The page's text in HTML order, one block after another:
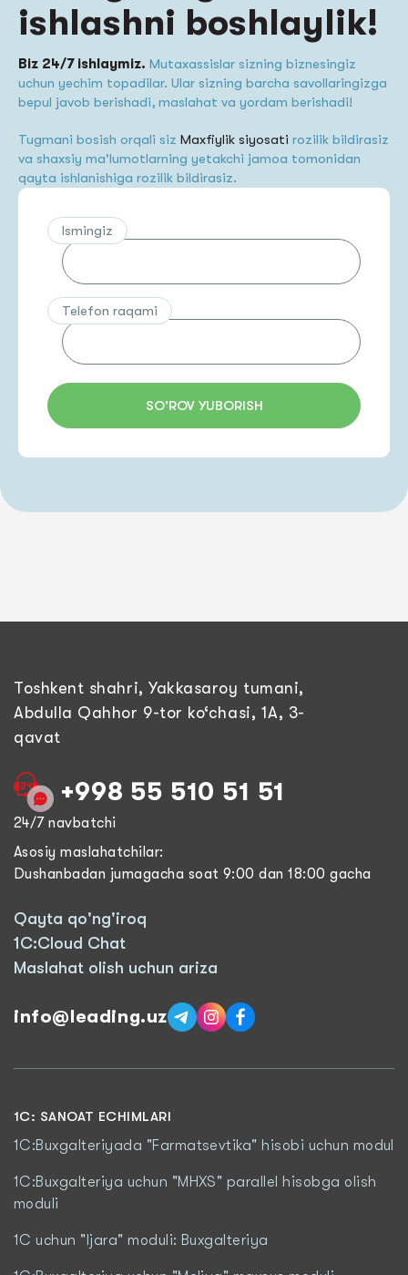
ishlashni boshlaylik!
Biz 24/7 ishlaymiz. Mutaxassislar sizning biznesingiz
uchun yechim topadilar. Ular sizning barcha savollaringizga
bepul javob berishadi, maslahat va yordam berishadi!
Tugmani bosish orqali siz Maxfiylik siyosati rozilik bildirasiz
va shaxsiy ma'lumotlarning yetakchi jamoa tomonidan
qayta ishlanishiga rozilik bildirasiz.
Ismingiz
Telefon raqami
SO'ROV YUBORISH
Toshkent shahri, Yakkasaroy tumani,
Abdulla Qahhor 9-tor ko‘chasi, 1A, 3-
qavat
+998 55 510 51 51
24/7 navbatchi
Asosiy maslahatchilar:
Dushanbadan jumagacha soat 9:00 dan 18:00 gacha
Qayta qo'ng'iroq
1C:Cloud Chat
Maslahat olish uchun ariza
info@leading.uz
1C: SANOAT ECHIMLARI
1C:Buxgalteriyada "Farmatsevtika" hisobi uchun modul
1C:Buxgalteriya uchun "MHXS" parallel hisobga olish
moduli
1C uchun "Ijara" moduli: Buxgalteriya